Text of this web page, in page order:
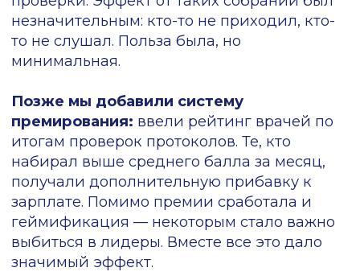
клинике выстроить грамотную работу с
мотивацией врачей и значительно
увеличить прибыль от назначений по
клиническим рекомендациям.
Кейс: как преодолеть
сопротивление
врачей и получить
рост выручки на 4
млн. рублей в месяц
Рассказывает Александр Фоменко,
операционный директор сети клиник